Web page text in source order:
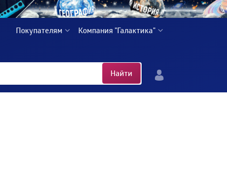
Покупателям Компания "Галактика"
Найти